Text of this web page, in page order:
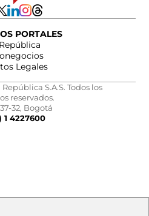
PORTALES
Legales
S.A.S. Todos los
reservados.
37-32, Bogotá
1 4227600